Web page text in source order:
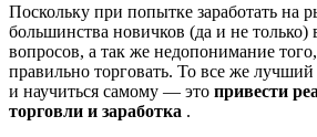
Поскольку при попытке заработать на
большинства новичков (да и не
вопросов, а так же недопонимание
правильно торговать. То все же
и научиться самому — это привести
торговли и заработка .